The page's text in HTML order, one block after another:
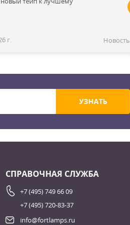
г. Новость
УЗНАТЬ
СПРАВОЧНАЯ СЛУЖБА
+7 (495) 749 66 09
+7 (495) 720-83-37
info@fortlamps.ru